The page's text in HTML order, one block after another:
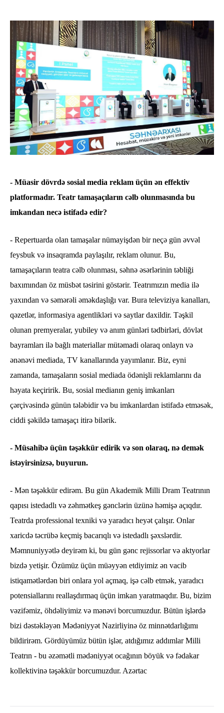
- Müasir dövrdə sosial media reklam üçün ən effektiv
platformadır. Teatr tamaşaçıların cəlb olunmasında bu
imkandan necə istifadə edir?
- Repertuarda olan tamaşalar nümayişdən bir neçə gün əvvəl
feysbuk və insaqramda paylaşılır, reklam olunur. Bu,
tamaşaçıların teatra cəlb olunması, səhnə əsərlərinin təbliği
baxımından öz müsbət təsirini göstərir. Teatrımızın media ilə
yaxından və səmərəli əməkdaşlığı var. Bura televiziya kanalları,
qəzetlər, informasiya agentlikləri və saytlar daxildir. Təşkil
olunan premyeralar, yubiley və anım günləri tədbirləri, dövlət
bayramları ilə bağlı materiallar mütəmadi olaraq onlayn və
ənənəvi mediada, TV kanallarında yayımlanır. Biz, eyni
zamanda, tamaşaların sosial mediada ödənişli reklamlarını da
həyata keçiririk. Bu, sosial medianın geniş imkanları
çərçivəsində günün tələbidir və bu imkanlardan istifadə etməsək,
ciddi şəkildə tamaşaçı itirə bilərik.
- Müsahibə üçün təşəkkür edirik və son olaraq, nə demək
istəyirsinizsə, buyurun.
- Mən təşəkkür edirəm. Bu gün Akademik Milli Dram Teatrının
qapısı istedadlı və zəhmətkeş gənclərin üzünə həmişə açıqdır.
Teatrda professional texniki və yaradıcı heyət çalışır. Onlar
xaricdə təcrübə keçmiş bacarıqlı və istedadlı şəxslərdir.
Məmnuniyyətlə deyirəm ki, bu gün gənc rejissorlar və aktyorlar
bizdə yetişir. Özümüz üçün müəyyən etdiyimiz ən vacib
istiqamətlərdən biri onlara yol açmaq, işə cəlb etmək, yaradıcı
potensiallarını reallaşdırmaq üçün imkan yaratmaqdır. Bu, bizim
vəzifəmiz, öhdəliyimiz və mənəvi borcumuzdur. Bütün işlərdə
bizi dəstəkləyən Mədəniyyət Nazirliyinə öz minnətdarlığımı
bildirirəm. Gördüyümüz bütün işlər, atdığımız addımlar Milli
Teatrın - bu əzəmətli mədəniyyət ocağının böyük və fədakar
kollektivinə təşəkkür borcumuzdur. Azərtac